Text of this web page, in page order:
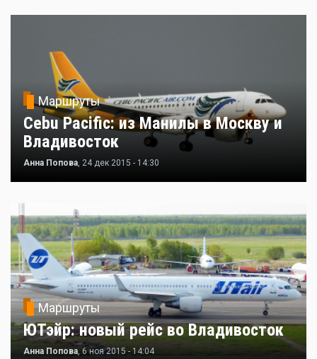
Маршруты
Cebu Pacific: из Манилы в Москву и
Владивосток
Анна Попова, 24 дек 2015 - 14:30
Маршруты
ЮТэйр: новый рейс во Владивосток
Анна Попова, 6 ноя 2015 - 14:04